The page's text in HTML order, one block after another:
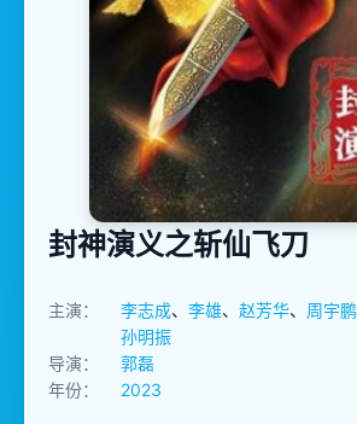
封神演义之斩仙飞刀
主演： 李志成、 李雄、 赵芳华、 周宇鹏
孙明振
导演：
郭磊
年份：
2023